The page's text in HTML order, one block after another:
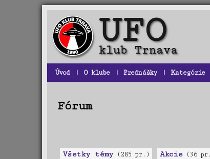
Úvod | O klube | Prednášky | Kategórie
Fórum
Všetky témy (285 pr.) Akcie(36